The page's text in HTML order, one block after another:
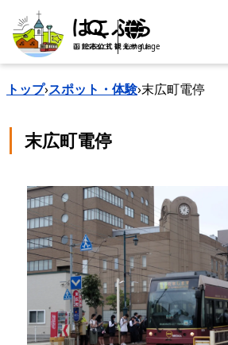
search Language
トップ›スポット・体験›末広町電停
末広町電停